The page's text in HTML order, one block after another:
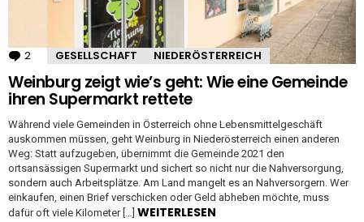
2 Kommentare
GESELLSCHAFT NIEDERÖSTERREICH
Weinburg zeigt wie’s geht: Wie eine Gemeinde
ihren Supermarkt rettete
Während viele Gemeinden in Österreich ohne Lebensmittelgeschäft
auskommen müssen, geht Weinburg in Niederösterreich einen anderen
Weg: Statt aufzugeben, übernimmt die Gemeinde 2021 den
ortsansässigen Supermarkt und sichert so nicht nur die Nahversorgung,
sondern auch Arbeitsplätze. Am Land mangelt es an Nahversorgern. Wer
einkaufen, einen Brief verschicken oder Geld abheben möchte, muss
dafür oft viele Kilometer […] WEITERLESEN